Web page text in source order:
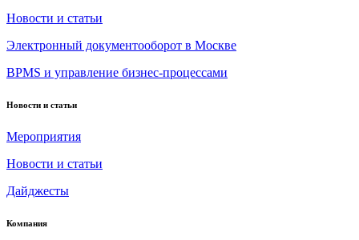
Новости и статьи
Электронный документооборот в Москве
BPMS и управление бизнес-процессами
Новости и статьи
Мероприятия
Новости и статьи
Дайджесты
Компания